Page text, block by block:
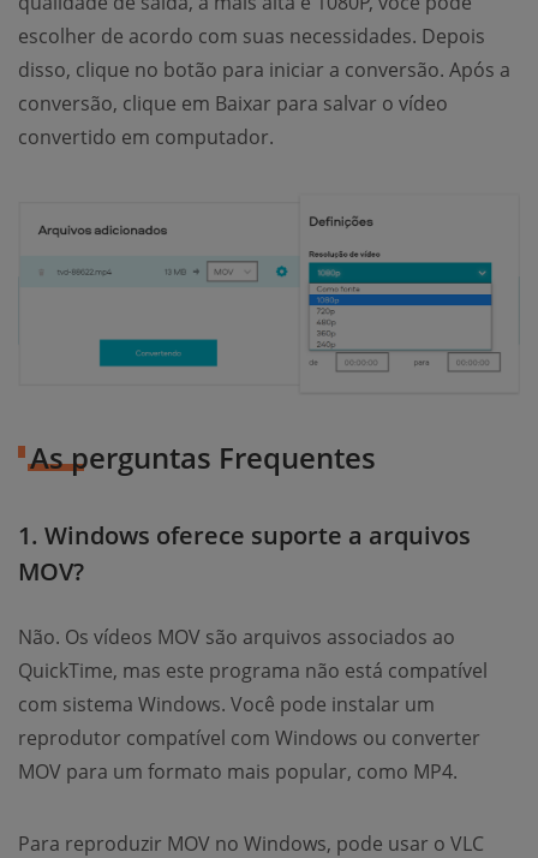
escolher de acordo com suas necessidades. Depois
disso, clique no botão para iniciar a conversão. Após a
conversão, clique em Baixar para salvar o vídeo
convertido em computador.
As perguntas Frequentes
1. Windows oferece suporte a arquivos
MOV?
Não. Os vídeos MOV são arquivos associados ao
QuickTime, mas este programa não está compatível
com sistema Windows. Você pode instalar um
reprodutor compatível com Windows ou converter
MOV para um formato mais popular, como MP4.
Para reproduzir MOV no Windows, pode usar o VLC